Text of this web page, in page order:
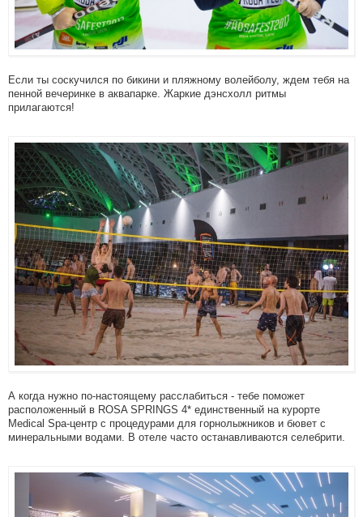
Если ты соскучился по бикини и пляжному волейболу, ждем тебя на
пенной вечеринке в аквапарке. Жаркие дэнсхолл ритмы
прилагаются!
А когда нужно по-настоящему расслабиться - тебе поможет
расположенный в ROSA SPRINGS 4* единственный на курорте
Medical Spa-центр с процедурами для горнолыжников и бювет с
минеральными водами. В отеле часто останавливаются селебрити.